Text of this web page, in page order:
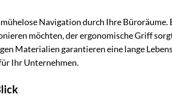
Navigation durch Ihre Büroräume.
möchten, der ergonomische Griff
Materialien garantieren eine lange
Ihr Unternehmen.